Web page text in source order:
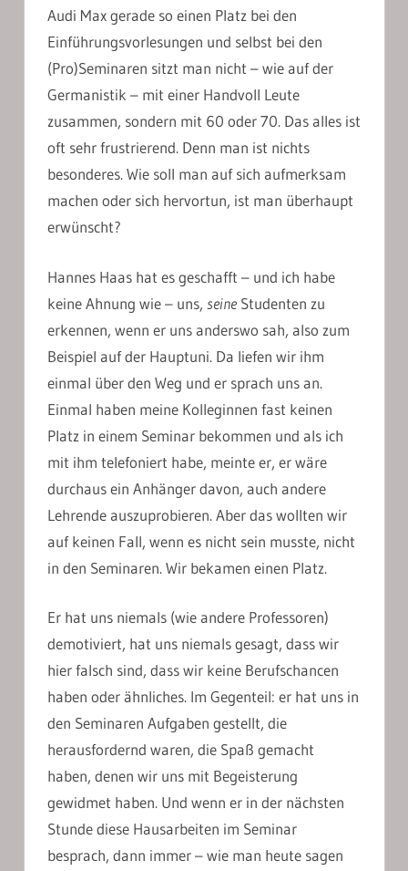
Audi Max gerade so einen Platz bei den
Einführungsvorlesungen und selbst bei den
(Pro)Seminaren sitzt man nicht – wie auf der
Germanistik – mit einer Handvoll Leute
zusammen, sondern mit 60 oder 70. Das alles ist
oft sehr frustrierend. Denn man ist nichts
besonderes. Wie soll man auf sich aufmerksam
machen oder sich hervortun, ist man überhaupt
erwünscht?
Hannes Haas hat es geschafft – und ich habe
keine Ahnung wie – uns, seineStudenten zu
erkennen, wenn er uns anderswo sah, also zum
Beispiel auf der Hauptuni. Da liefen wir ihm
einmal über den Weg und er sprach uns an.
Einmal haben meine Kolleginnen fast keinen
Platz in einem Seminar bekommen und als ich
mit ihm telefoniert habe, meinte er, er wäre
durchaus ein Anhänger davon, auch andere
Lehrende auszuprobieren. Aber das wollten wir
auf keinen Fall, wenn es nicht sein musste, nicht
in den Seminaren. Wir bekamen einen Platz.
Er hat uns niemals (wie andere Professoren)
demotiviert, hat uns niemals gesagt, dass wir
hier falsch sind, dass wir keine Berufschancen
haben oder ähnliches. Im Gegenteil: er hat uns in
den Seminaren Aufgaben gestellt, die
herausfordernd waren, die Spaß gemacht
haben, denen wir uns mit Begeisterung
gewidmet haben. Und wenn er in der nächsten
Stunde diese Hausarbeiten im Seminar
besprach, dann immer – wie man heute sagen